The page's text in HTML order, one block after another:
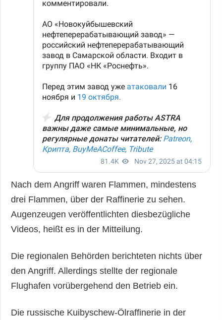
Nach dem Angriff waren Flammen, mindestens
drei Flammen, über der Raffinerie zu sehen.
Augenzeugen veröffentlichten diesbezügliche
Videos, heißt es in der Mitteilung.
Die regionalen Behörden berichteten nichts über
den Angriff. Allerdings stellte der regionale
Flughafen vorübergehend den Betrieb ein.
Die russische Kuibyschew-Ölraffinerie in der